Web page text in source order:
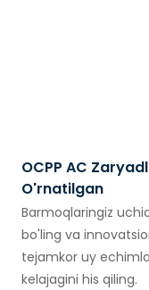
OCPP AC
O'rnatilgan
Barmoqlaringiz
bo'ling va
tejamkor uy
kelajagini his qiling.